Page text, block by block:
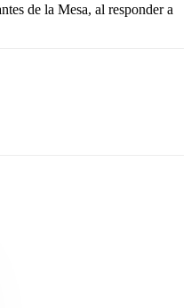
de la Mesa, al responder a